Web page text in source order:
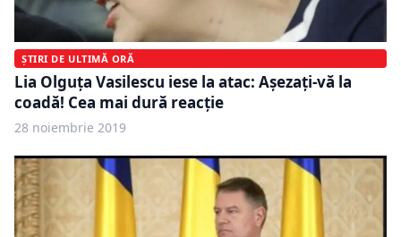
ȘTIRI DE ULTIMĂ ORĂ
Lia Olguța Vasilescu iese la atac: Așezați-vă la
coadă! Cea mai dură reacție
28 noiembrie 2019